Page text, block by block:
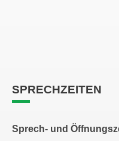
SPRECHZEITEN
Sprech- und